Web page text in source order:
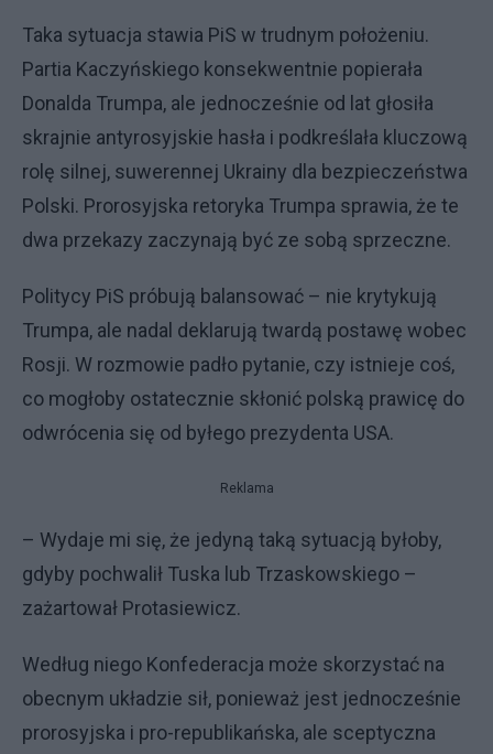
Taka sytuacja stawia PiS w trudnym położeniu.
Partia Kaczyńskiego konsekwentnie popierała
Donalda Trumpa, ale jednocześnie od lat głosiła
skrajnie antyrosyjskie hasła i podkreślała kluczową
rolę silnej, suwerennej Ukrainy dla bezpieczeństwa
Polski. Prorosyjska retoryka Trumpa sprawia, że te
dwa przekazy zaczynają być ze sobą sprzeczne.
Politycy PiS próbują balansować – nie krytykują
Trumpa, ale nadal deklarują twardą postawę wobec
Rosji. W rozmowie padło pytanie, czy istnieje coś,
co mogłoby ostatecznie skłonić polską prawicę do
odwrócenia się od byłego prezydenta USA.
Reklama
– Wydaje mi się, że jedyną taką sytuacją byłoby,
gdyby pochwalił Tuska lub Trzaskowskiego –
zażartował Protasiewicz.
Według niego Konfederacja może skorzystać na
obecnym układzie sił, ponieważ jest jednocześnie
prorosyjska i pro-republikańska, ale sceptyczna